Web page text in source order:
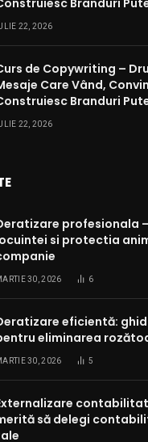
22, 2026
de Copywriting –
Care Vând,
Branduri
22, 2026
profesionala
si protectia
30, 2026 6
eficientă:
eliminarea
30, 2026 5
să delegi